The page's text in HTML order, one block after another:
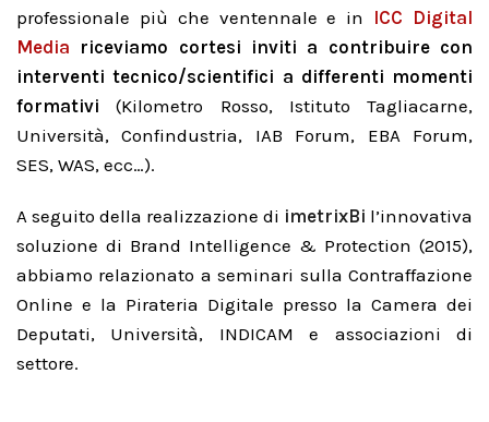
professionale più che ventennale e in ICC Digital
Media riceviamo cortesi inviti a contribuire con
interventi tecnico/scientifici a differenti momenti
formativi (Kilometro Rosso, Istituto Tagliacarne,
Università, Confindustria, IAB Forum, EBA Forum,
SES, WAS, ecc…).
A seguito della realizzazione di imetrixBi l’innovativa
soluzione di Brand Intelligence & Protection (2015),
abbiamo relazionato a seminari sulla Contraffazione
Online e la Pirateria Digitale presso la Camera dei
Deputati, Università, INDICAM e associazioni di
settore.